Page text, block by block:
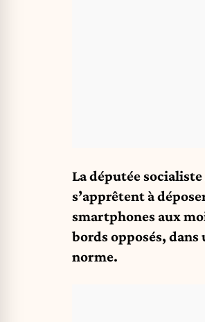
La députée
s’apprêtent à
smartphones aux
bords opposés,
norme.